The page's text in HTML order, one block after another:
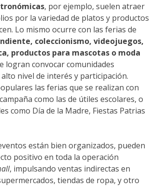
, por ejemplo, suelen atraer
por la variedad de platos y productos
Lo mismo ocurre con las ferias de
coleccionismo, videojuegos,
productos para mascotas o moda
logran convocar comunidades
nivel de interés y participación.
las ferias que se realizan con
como las de útiles escolares, o
como Día de la Madre, Fiestas Patrias
están bien organizados, pueden
positivo en toda la operación
, impulsando ventas indirectas en
tiendas de ropa, y otro